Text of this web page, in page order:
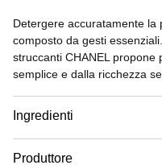
Detergere accuratamente la
composto da gesti
struccanti CHANEL propone
semplice e dalla ricchezza
LE MASQUE è un prodotto
Composto al 96% da
skincare 2 in 1 offre la
Ingredienti
Produttore